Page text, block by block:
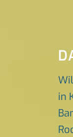
in